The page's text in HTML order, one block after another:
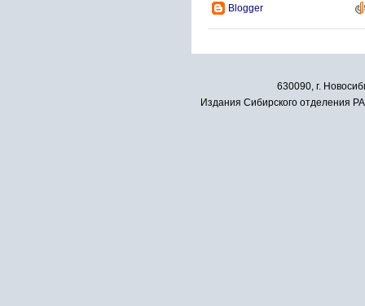
Blogger
630090, г.
Издания Сибирского отделения